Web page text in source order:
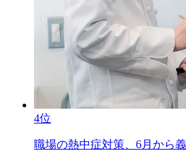
4位
職場の熱中症対策、6月から